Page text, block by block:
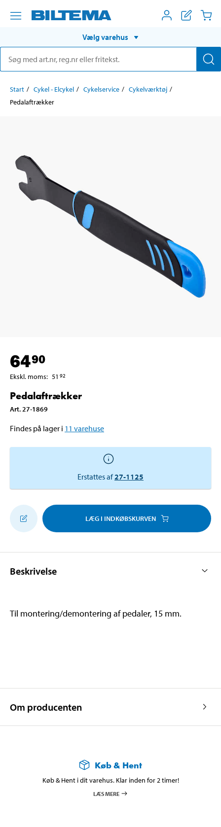
Vælg varehus
Start Cykel - Elcykel Cykelservice
Cykelværktøj
Pedalaftrækker
6490
Ekskl. moms: 51 92
Pedalaftrækker
Art. 27-1869
Findes på lager i 11 varehuse
Erstattes af27-1125
LÆG I INDKØBSKURVEN
Beskrivelse
Til montering/demontering af pedaler, 15 mm.
Om producenten
Køb & Hent
Køb & Hent i dit varehus. Klar inden for 2 timer!
LÆS MERE